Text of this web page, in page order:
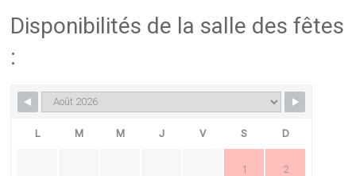
Disponibilités de la salle des fêtes
:
L M M J V S D
1 2